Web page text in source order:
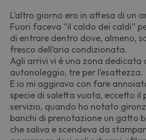
L’altro giorno ero in attesa di un
Fuori faceva “il caldo dei caldi”
di entrare dentro dove, almeno,
fresco dell’aria condizionata.
Agli arrivi vi è una zona dedicata
autonoleggio, tre per l’esattezza.
E io mi aggiravo con fare
specie di saletta vuota, eccetto il
servizio, quando ho notato
banchi di prenotazione un gatto
che saliva e scendeva da